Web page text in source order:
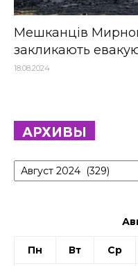
Мешканців
закликають
18.08.2024
АРХИВЫ
Архивы
Пн Вт Ср